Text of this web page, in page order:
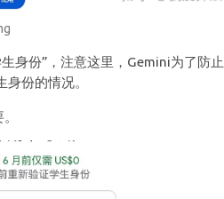
身份”，注意这里，Gemini为了防止
份的情况。